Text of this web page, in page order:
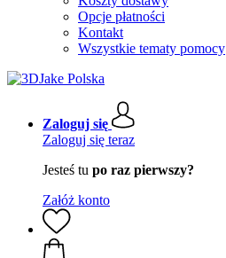
Opcje płatności
Kontakt
Wszystkie tematy pomocy
Zaloguj się
Zaloguj się teraz
Jesteś tu po raz pierwszy?
Załóż konto